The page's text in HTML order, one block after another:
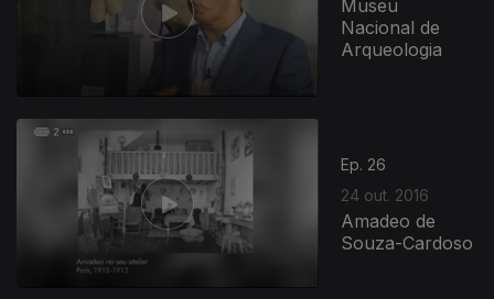
Museu
Nacional de
Arqueologia
Ep. 26
24 out. 2016
Amadeo de
Souza-Cardoso